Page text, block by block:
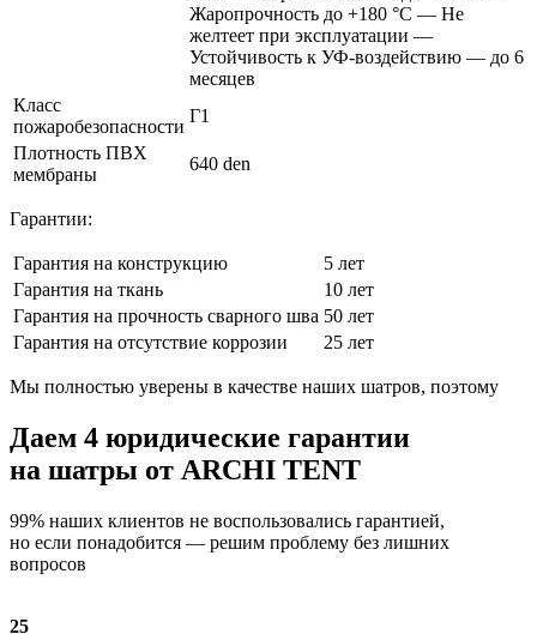
Жаропрочность до +180 °C — Не
желтеет при эксплуатации —
Устойчивость к УФ-воздействию — до 6
месяцев
Класс
пожаробезопасности
Г1
Плотность ПВХ
мембраны
640 den
Гарантии:
Гарантия на конструкцию
5 лет
Гарантия на ткань
10 лет
Гарантия на прочность сварного шва 50 лет
Гарантия на отсутствие коррозии
25 лет
Мы полностью уверены в качестве наших шатров, поэтому
Даем 4 юридические гарантии
на шатры от ARCHI TENT
99% наших клиентов не воспользовались гарантией,
но если понадобится — решим проблему без лишних
вопросов
25